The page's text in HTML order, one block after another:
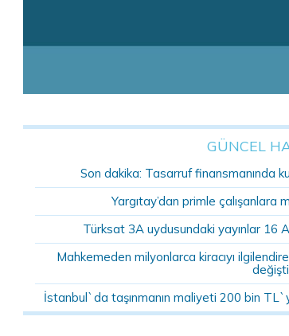
GÜNCEL
Son dakika: Tasarruf finansmanında
Yargıtay’dan primle çalışanlara
Türksat 3A uydusundaki yayınlar
Mahkemeden milyonlarca kiracıyı
İstanbul`da taşınmanın maliyeti 200 bin